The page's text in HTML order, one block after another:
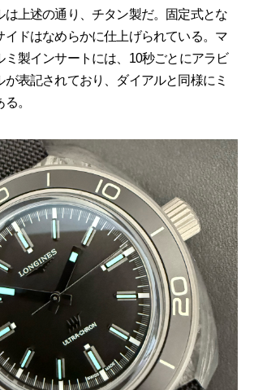
は上述の通り、チタン製だ。固定式とな
イドはなめらかに仕上げられている。マ
ミ製インサートには、10秒ごとにアラビ
が表記されており、ダイアルと同様にミ
。